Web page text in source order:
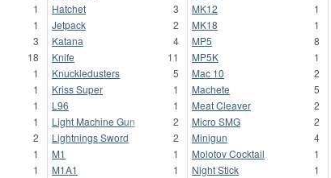
1
1
3
18
1
1
1
1
2
1
1
Hatchet
3
Jetpack
2
Katana
4
Knife
11
Knuckledusters
5
Kriss Super
1
L96
1
Light Machine Gun
2
Lightnings Sword
2
M1
1
M1A1
1
MK12
1
MK18
1
MP5
8
MP5K
1
Mac 10
2
Machete
5
Meat Cleaver
2
Micro SMG
2
Minigun
4
Molotov Cocktail
1
Night Stick
1